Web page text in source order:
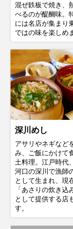
混ぜ鉄板で焼き、
べるのが醍醐味。
には名店が集まり
ではの味を楽しめ
深川めし
アサリやネギなど
み、ご飯にかけて
土料理。江戸時代
河口の深川で漁師
として生まれ、現
「あさりの炊き込
として提供する店
す。